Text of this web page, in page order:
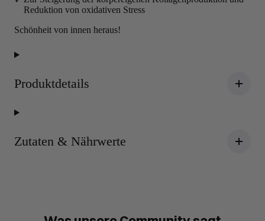
Reduktion von oxidativen Stress
Schönheit von innen heraus!
Produktdetails
Zutaten & Nährwerte